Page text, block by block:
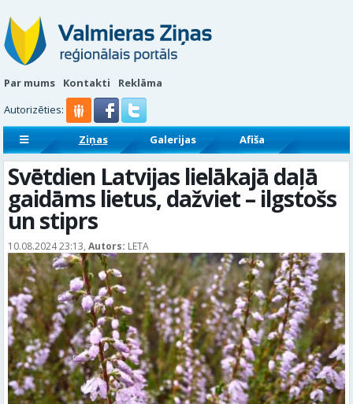
Par mums Kontakti
Reklāma
Autorizēties:
Ziņas Galerijas
Afiša
Sludinājumi
Reklāmraksti
Svētdien Latvijas lielākajā daļā
gaidāms lietus, dažviet – ilgstošs
un stiprs
10.08.2024 23:13, Autors: LETA